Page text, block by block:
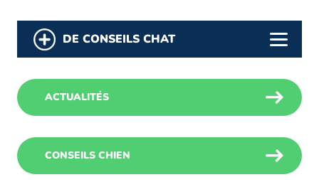
DE CONSEILS CHAT
ACTUALITÉS
CONSEILS CHIEN